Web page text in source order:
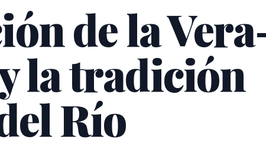
de la
la tradición
Río